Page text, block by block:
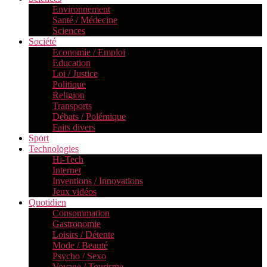
Environnement
Santé / Médecine
Sciences
Société
Economie / Emploi
Education
Loi / Justice
Politique
Religion
Transports
Débats / Polémique
Faits divers
Sport
Technologies
Hi-Tech
Internet
Inventions / Innovations
Jeux vidéos
Quotidien
Consommation
Gastronomie
Loisirs / Détente
Mode / Beauté
Psycho / Sexo